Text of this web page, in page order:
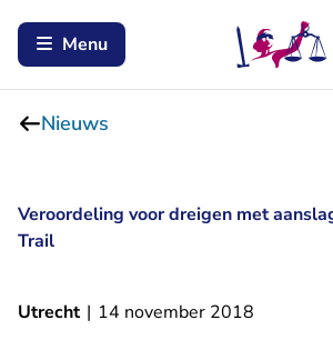
Menu
Nieuws
Veroordeling voor dreigen met
Trail
Utrecht | 14 november 2018